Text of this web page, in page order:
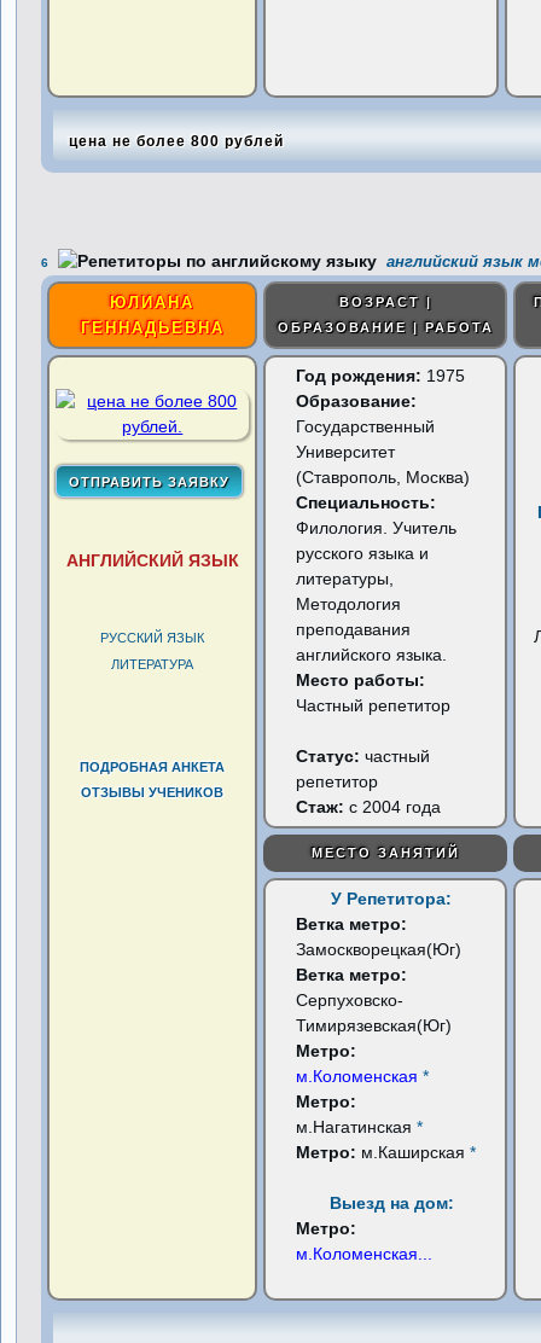
цена не более 800 рублей
6 английский язык
ЮЛИАНА
ГЕННАДЬЕВНА
ВОЗРАСТ |
ОБРАЗОВАНИЕ | РАБОТА
АНГЛИЙСКИЙ ЯЗЫК
РУССКИЙ ЯЗЫК
ЛИТЕРАТУРА
ПОДРОБНАЯ АНКЕТА
ОТЗЫВЫ УЧЕНИКОВ
Год рождения: 1975
Образование:
Государственный
Университет
(Ставрополь, Москва)
Специальность:
Филология. Учитель
русского языка и
литературы,
Методология
преподавания
английского языка.
Место работы:
Частный репетитор
Статус:частный
репетитор
Стаж: с 2004 года
МЕСТО ЗАНЯТИЙ
У Репетитора:
Ветка метро:
Замоскворецкая(Юг)
Ветка метро:
Серпуховско-
Тимирязевская(Юг)
Метро:
м.Коломенская *
Метро:
м.Нагатинская*
Метро: м.Каширская*
Выезд на дом:
Метро:
м.Коломенская